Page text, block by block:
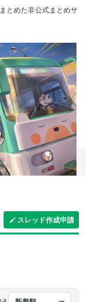
とめた非公式まとめサ
スレッド作成申請